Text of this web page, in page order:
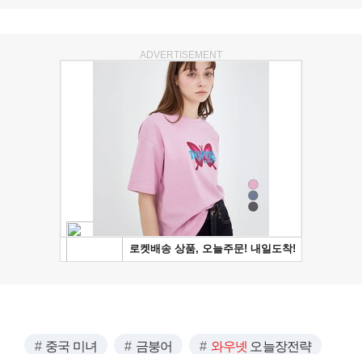
ADVERTISEMENT
중국 미녀 금붕어 와우넷 오늘장전략